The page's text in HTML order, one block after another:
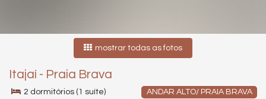
mostrar todas as fotos
Itajaí - Praia Brava
ANDAR ALTO/ PRAIA BRAVA
2 dormitórios (1 suíte)